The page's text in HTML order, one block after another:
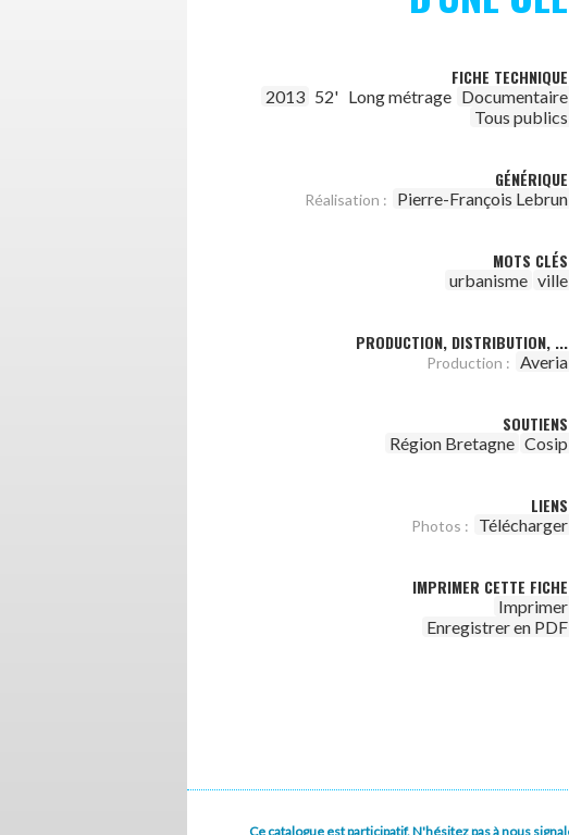
FICHE TECHNIQUE
2013 52' Long métrage Documentaire
Tous publics
GÉNÉRIQUE
Réalisation : Pierre-François Lebrun
MOTS CLÉS
urbanisme ville
PRODUCTION, DISTRIBUTION, ...
Production : Averia
SOUTIENS
Région Bretagne Cosip
LIENS
Photos : Télécharger
IMPRIMER CETTE FICHE
Imprimer
Enregistrer en PDF
Ce catalogue est participatif. N'hésitez pas à nous